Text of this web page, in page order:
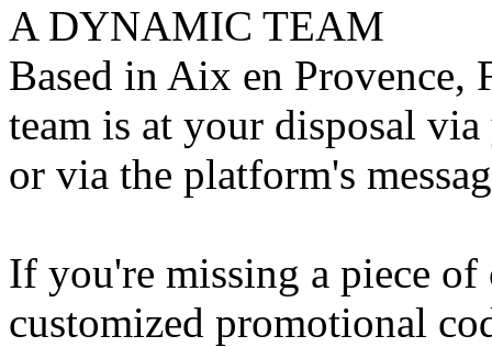
A DYNAMIC TEAM
Based in Aix en Provence,
team is at your disposal
or via the platform's
If you're missing a piece of
customized promotional